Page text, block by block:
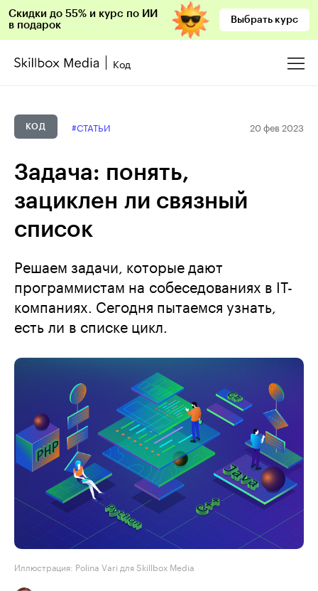
Скидки до 55% и курс по ИИ
в подарок
Выбрать курс
Код
КОД #СТАТЬИ 20 фев 2023
Задача: понять,
зациклен ли связный
список
Решаем задачи, которые дают
программистам на собеседованиях в IT-
компаниях. Сегодня пытаемся узнать,
есть ли в списке цикл.
Иллюстрация: Polina Vari для Skillbox Media